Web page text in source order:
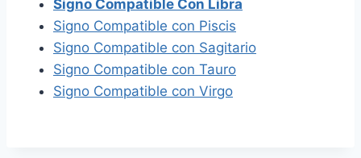
Signo Compatible Con Libra
Signo Compatible con Piscis
Signo Compatible con Sagitario
Signo Compatible con Tauro
Signo Compatible con Virgo